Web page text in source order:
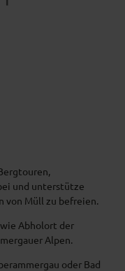
und unterstütze
von Müll zu befreien.
Abholort der
Alpen.
oder Bad